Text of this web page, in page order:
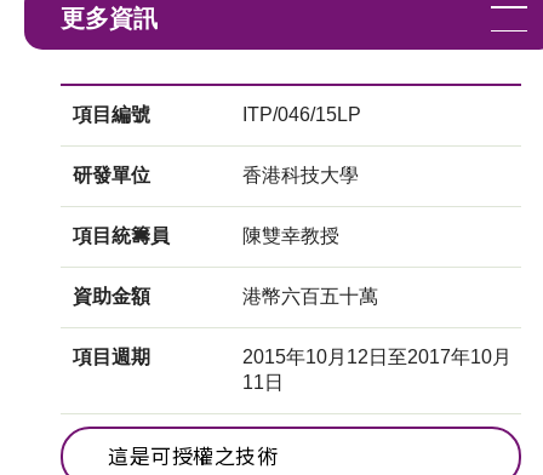
更多資訊
項目編號 ITP/046/15LP
研發單位 香港科技大學
項目統籌員 陳雙幸教授
資助金額 港幣六百五十萬
項目週期
2015年10月12日至2017年10月
11日
這是可授權之技術